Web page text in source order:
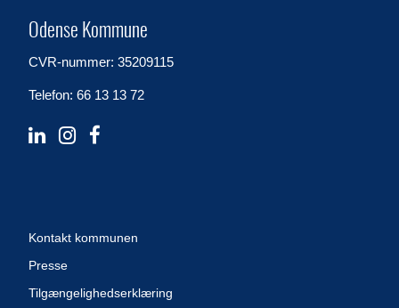
Odense Kommune
CVR-nummer: 35209115
Telefon: 66 13 13 72
Kontakt kommunen
Presse
Tilgængelighedserklæring